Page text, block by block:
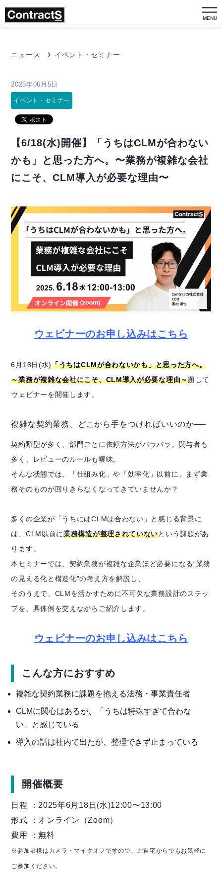
MENU
ニュース イベント・セミナー
2025年06月5日
イベント・セミナー
【6/18(水)開催】「うちはCLMが合わない
かも」と思った方へ。〜業務が複雑な会社
にこそ、CLM導入が必要な理由〜
ウェビナーのお申し込みはこちら
6月18日(水)「うちはCLMが合わないかも」と思った方へ。
～業務が複雑な会社にこそ、CLM導入が必要な理由～題して
ウェビナーを開催します。
複雑な契約業務、どこから手をつければいいのか──
契約類型が多く、部門ごとに依頼方法がバラバラ。関与者も
多く、レビューのルールも曖昧。
そんな状態では、「仕組み化」や「効率化」以前に、まず業
務そのものが回りきらなくなってきていませんか？
多くの企業が「うちにはCLMは合わない」と感じる背景に
は、CLM以前に業務構造が整理されていないという課題があ
ります。
本セミナーでは、契約業務が複雑な企業ほど必要になる“業務
の見える化と構造化”の考え方を解説し、
そのうえで、CLMを活かすために不可欠な業務設計のステッ
プを、具体例を交えながらご紹介します。
ウェビナーのお申し込みはこちら
こんな方におすすめ
複雑な契約業務に課題を抱える法務・事業責任者
CLMに関心はあるが、「うちは特殊すぎて合わな
い」と感じている
導入の話は社内で出たが、整理できず止まっている
開催概要
日程 ：2025年6月18日(水)12:00〜13:00
形式 ：オンライン（Zoom）
費用 ：無料
※参加者様はカメラ・マイクオフですので、ご自宅からでもお気軽に
ご参加ください。